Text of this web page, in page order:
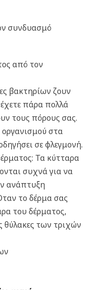
συνδυασμό
από τον
βακτηρίων ζουν
πάρα πολλά
τους πόρους σας.
στα
σε φλεγμονή.
Τα κύτταρα
συχνά για να
ανάπτυξη
το δέρμα σας
του δέρματος,
θύλακες των τριχών